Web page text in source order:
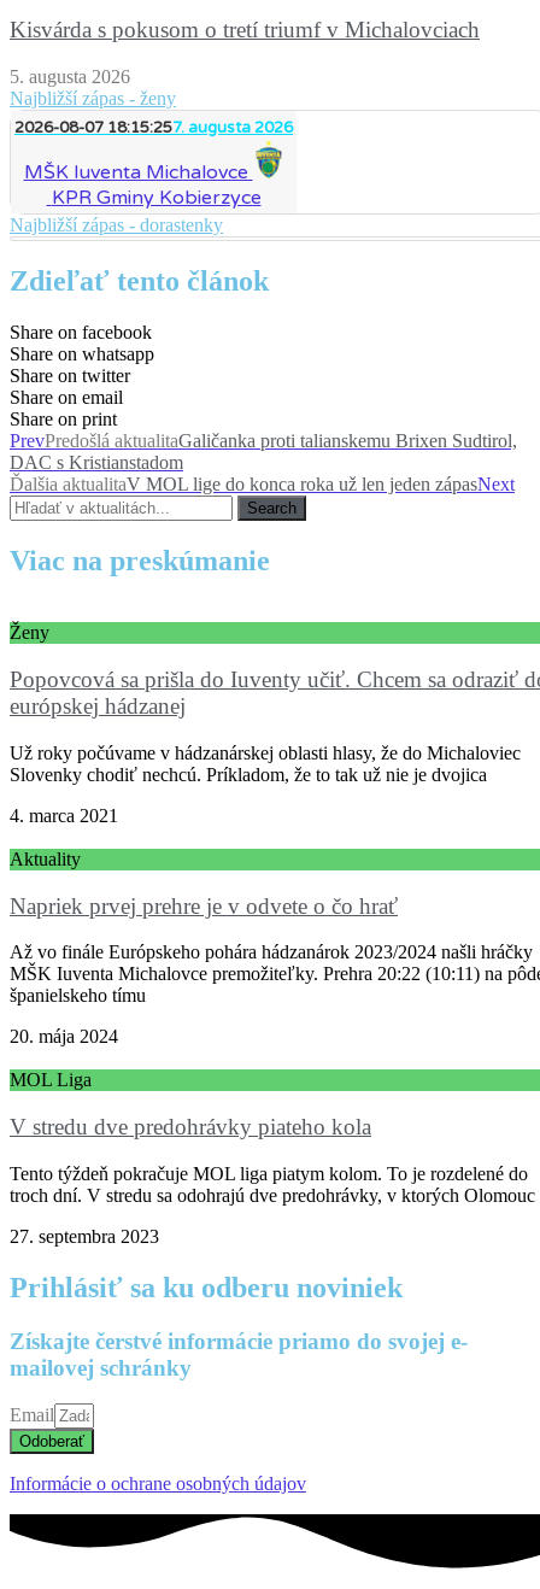
Kisvárda s pokusom o tretí triumf v Michalovciach
5. augusta 2026
Najbližší zápas - ženy
2026-08-07 18:15:257. augusta 2026
MŠK Iuventa Michalovce
KPR Gminy Kobierzyce
Najbližší zápas - dorastenky
Zdieľať tento článok
Share on facebook
Share on whatsapp
Share on twitter
Share on email
Share on print
PrevPredošlá aktualitaGaličanka proti talianskemu Brixen Sudtirol,
DAC s Kristianstadom
Ďalšia aktualitaV MOL lige do konca roka už len jeden zápasNext
Search
Viac na preskúmanie
Ženy
Popovcová sa prišla do Iuventy učiť. Chcem sa odraziť
európskej hádzanej
Už roky počúvame v hádzanárskej oblasti hlasy, že do Michaloviec
Slovenky chodiť nechcú. Príkladom, že to tak už nie je dvojica
4. marca 2021
Aktuality
Napriek prvej prehre je v odvete o čo hrať
Až vo finále Európskeho pohára hádzanárok 2023/2024 našli hráčky
MŠK Iuventa Michalovce premožiteľky. Prehra 20:22 (10:11) na
španielskeho tímu
20. mája 2024
MOL Liga
V stredu dve predohrávky piateho kola
Tento týždeň pokračuje MOL liga piatym kolom. To je rozdelené do
troch dní. V stredu sa odohrajú dve predohrávky, v ktorých Olomouc
27. septembra 2023
Prihlásiť sa ku odberu noviniek
Získajte čerstvé informácie priamo do svojej e-
mailovej schránky
Email
Odoberať
Informácie o ochrane osobných údajov